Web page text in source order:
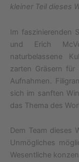
kleiner Teil dieses
Im faszinierenden
und Erich
naturbelassene
zarten Gräsern für
Aufnahmen.
sich im sanften
das Thema des
Dem Team dieses
Unmögliches
Wesentliche